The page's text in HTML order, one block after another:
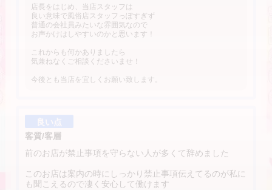
店長をはじめ、当店スタッフは
良い意味で風俗店スタッフっぽすぎず
普通の会社員みたいな雰囲気なので
お声かけはしやすいのかと思います！
これからも何かありましたら
気兼ねなくご相談くださいませ！
今後とも当店を宜しくお願い致します。
良い点
客質/客層
前のお店が禁止事項を守らない人が多くて辞めました
このお店は案内の時にしっかり禁止事項伝えてるのが私に
も聞こえるので凄く安心して働けます